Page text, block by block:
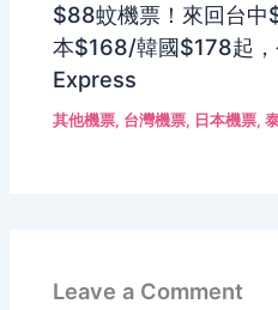
$88蚊機票！來回台
本$168/韓國$178起
Express
其他機票, 台灣機票, 日本機票,
Leave a Comment